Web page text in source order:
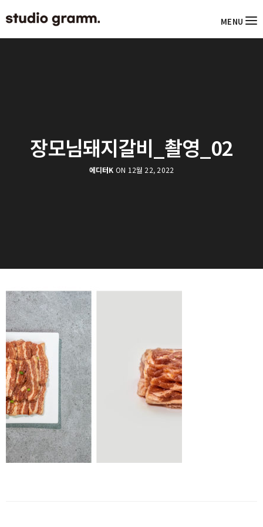
MENU
장모님돼지갈비_촬영_02
에디터K ON 12월 22, 2022